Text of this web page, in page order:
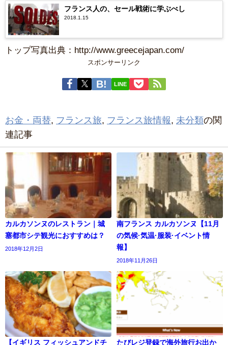
フランス人の、セール戦術に学ぶべし
2018.1.15
トップ写真出典：http://www.greecejapan.com/
スポンサーリンク
LINE
お金・両替, フランス旅, フランス旅情報, 未分類の関
連記事
カルカソンヌのレストラン｜城
塞都市シテ観光におすすめは？
2018年12月2日
南フランス カルカソンヌ【11月
の気候·気温·服装·イベント情
報】
2018年11月26日
【イギリス フィッシュアンドチ たびレジ登録で海外旅行お出か